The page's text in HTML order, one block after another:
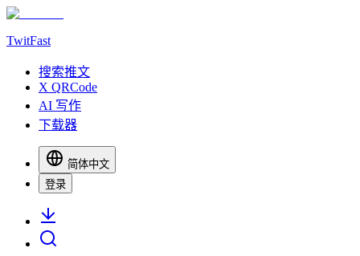
TwitFast
搜索推文
X QRCode
AI 写作
下载器
简体中文
登录